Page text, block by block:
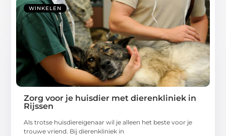
WINKELEN
Zorg voor je huisdier met dierenkliniek in
Rijssen
Als trotse huisdiereigenaar wil je alleen het beste voor je
trouwe vriend. Bij dierenkliniek in